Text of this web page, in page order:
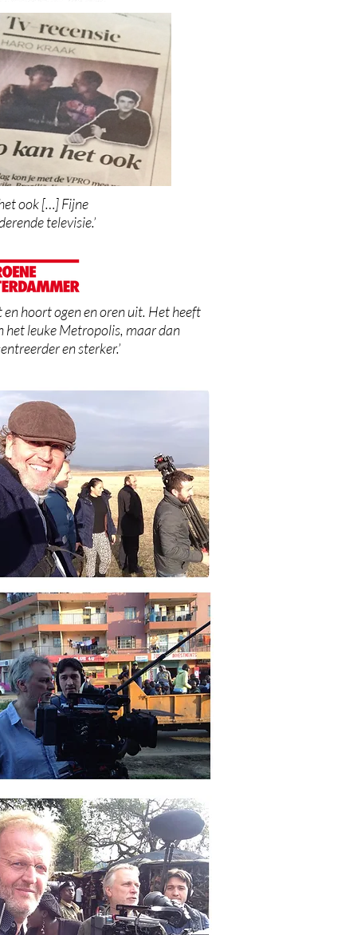
en hoort ogen en oren uit. Het heeft
het leuke Metropolis, maar dan
en sterker.’
ook […] Fijne
televisie.’